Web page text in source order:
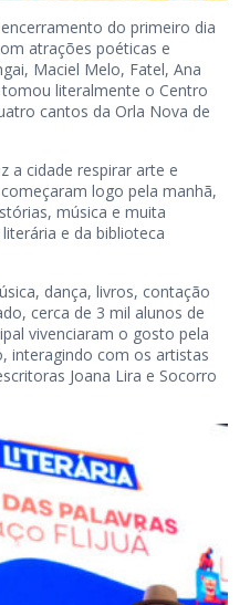
do primeiro dia
atrações poéticas e
Maciel Melo, Fatel, Ana
literalmente o Centro
cantos da Orla Nova de
a cidade respirar arte e
logo pela manhã,
música e muita
e da biblioteca
dança, livros, contação
cerca de 3 mil alunos de
vivenciaram o gosto pela
interagindo com os artistas
Joana Lira e Socorro